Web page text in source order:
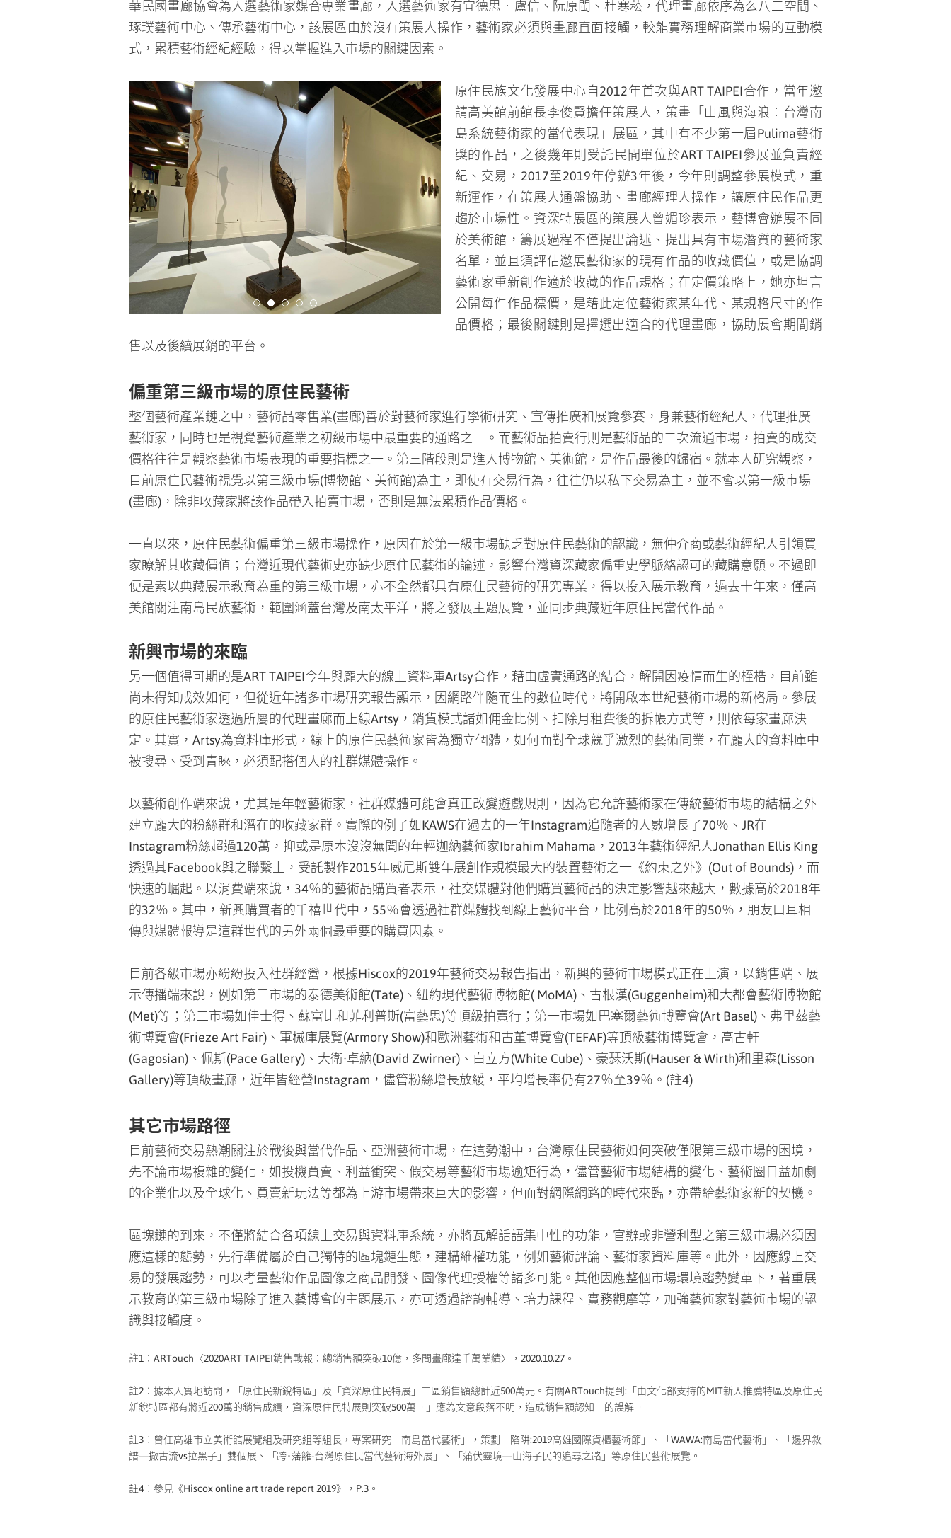
琢璞藝術中心、傳承藝術中心，該展區由於沒有策展人操作，藝術家必須與畫廊直面接觸，較能實務理解商業市場的互動模
式，累積藝術經紀經驗，得以掌握進入市場的關鍵因素。
請高美館前館長李俊賢擔任策展人，策畫「山風與海浪︰台灣南
島系統藝術家的當代表現」展區，其中有不少第一屆Pulima藝術
獎的作品，之後幾年則受託民間單位於ART TAIPEI參展並負責經
紀、交易，2017至2019年停辦3年後，今年則調整參展模式，重
新運作，在策展人通盤協助、畫廊經理人操作，讓原住民作品更
趨於市場性。資深特展區的策展人曾媚珍表示，藝博會辦展不同
於美術館，籌展過程不僅提出論述、提出具有市場潛質的藝術家
名單，並且須評估邀展藝術家的現有作品的收藏價值，或是協調
藝術家重新創作適於收藏的作品規格；在定價策略上，她亦坦言
公開每件作品標價，是藉此定位藝術家某年代、某規格尺寸的作
品價格；最後關鍵則是擇選出適合的代理畫廊，協助展會期間銷
整個藝術產業鏈之中，藝術品零售業(畫廊)善於對藝術家進行學術研究、宣傳推廣和展覽參賽，身兼藝術經紀人，代理推廣
藝術家，同時也是視覺藝術產業之初級市場中最重要的通路之一。而藝術品拍賣行則是藝術品的二次流通市場，拍賣的成交
價格往往是觀察藝術市場表現的重要指標之一。第三階段則是進入博物館、美術館，是作品最後的歸宿。就本人研究觀察，
目前原住民藝術視覺以第三級市場(博物館、美術館)為主，即使有交易行為，往往仍以私下交易為主，並不會以第一級市場
(畫廊)，除非收藏家將該作品帶入拍賣市場，否則是無法累積作品價格。
家瞭解其收藏價值；台灣近現代藝術史亦缺少原住民藝術的論述，影響台灣資深藏家偏重史學脈絡認可的藏購意願。不過即
便是素以典藏展示教育為重的第三級市場，亦不全然都具有原住民藝術的研究專業，得以投入展示教育，過去十年來，僅高
美館關注南島民族藝術，範圍涵蓋台灣及南太平洋，將之發展主題展覽，並同步典藏近年原住民當代作品。
另一個值得可期的是ART TAIPEI今年與龐大的線上資料庫Artsy合作，藉由虛實通路的結合，解開因疫情而生的桎梏，目前雖
尚未得知成效如何，但從近年諸多市場研究報告顯示，因網路伴隨而生的數位時代，將開啟本世紀藝術市場的新格局。參展
的原住民藝術家透過所屬的代理畫廊而上線Artsy，銷貨模式諸如佣金比例、扣除月租費後的拆帳方式等，則依每家畫廊決
定。其實，Artsy為資料庫形式，線上的原住民藝術家皆為獨立個體，如何面對全球競爭激烈的藝術同業，在龐大的資料庫中
被搜尋、受到青睞，必須配搭個人的社群媒體操作。
建立龐大的粉絲群和潛在的收藏家群。實際的例子如KAWS在過去的一年Instagram追隨者的人數增長了70％、JR在
Instagram粉絲超過120萬，抑或是原本沒沒無聞的年輕迦納藝術家Ibrahim Mahama，2013年藝術經紀人Jonathan Ellis King
透過其Facebook與之聯繫上，受託製作2015年威尼斯雙年展創作規模最大的裝置藝術之一《約束之外》(Out of Bounds)，而
快速的崛起。以消費端來說，34％的藝術品購買者表示，社交媒體對他們購買藝術品的決定影響越來越大，數據高於2018年
的32％。其中，新興購買者的千禧世代中，55％會透過社群媒體找到線上藝術平台，比例高於2018年的50％，朋友口耳相
傳與媒體報導是這群世代的另外兩個最重要的購買因素。
示傳播端來說，例如第三市場的泰德美術館(Tate)、紐約現代藝術博物館( MoMA)、古根漢(Guggenheim)和大都會藝術博物館
(Met)等；第二市場如佳士得、蘇富比和菲利普斯(富藝思)等頂級拍賣行；第一市場如巴塞爾藝術博覽會(Art Basel)、弗里茲藝
術博覽會(Frieze Art Fair)、軍械庫展覽(Armory Show)和歐洲藝術和古董博覽會(TEFAF)等頂級藝術博覽會，高古軒
(Gagosian)、佩斯(Pace Gallery)、大衛·卓納(David Zwirner)、白立方(White Cube)、豪瑟沃斯(Hauser & Wirth)和里森(Lisson
Gallery)等頂級畫廊，近年皆經營Instagram，儘管粉絲增長放緩，平均增長率仍有27％至39％。(註4)
目前藝術交易熱潮關注於戰後與當代作品、亞洲藝術市場，在這勢潮中，台灣原住民藝術如何突破僅限第三級市場的困境，
先不論市場複雜的變化，如投機買賣、利益衝突、假交易等藝術市場逾矩行為，儘管藝術市場結構的變化、藝術圈日益加劇
的企業化以及全球化、買賣新玩法等都為上游市場帶來巨大的影響，但面對網際網路的時代來臨，亦帶給藝術家新的契機。
應這樣的態勢，先行準備屬於自己獨特的區塊鏈生態，建構維權功能，例如藝術評論、藝術家資料庫等。此外，因應線上交
易的發展趨勢，可以考量藝術作品圖像之商品開發、圖像代理授權等諸多可能。其他因應整個市場環境趨勢變革下，著重展
示教育的第三級市場除了進入藝博會的主題展示，亦可透過諮詢輔導、培力課程、實務觀摩等，加強藝術家對藝術市場的認
識與接觸度。
新銳特區都有將近200萬的銷售成績，資深原住民特展則突破500萬。」應為文意段落不明，造成銷售額認知上的誤解。
譜—撒古流vs拉黑子」雙個展、「跨･藩籬-台灣原住民當代藝術海外展」、「蒲伏靈境—山海子民的追尋之路」等原住民藝術展覽。